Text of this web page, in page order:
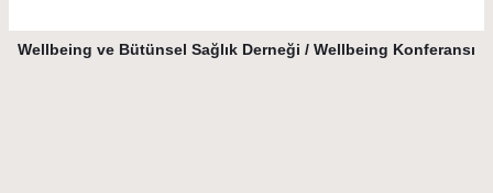
Wellbeing ve Bütünsel Sağlık Derneği / Wellbeing Konferansı